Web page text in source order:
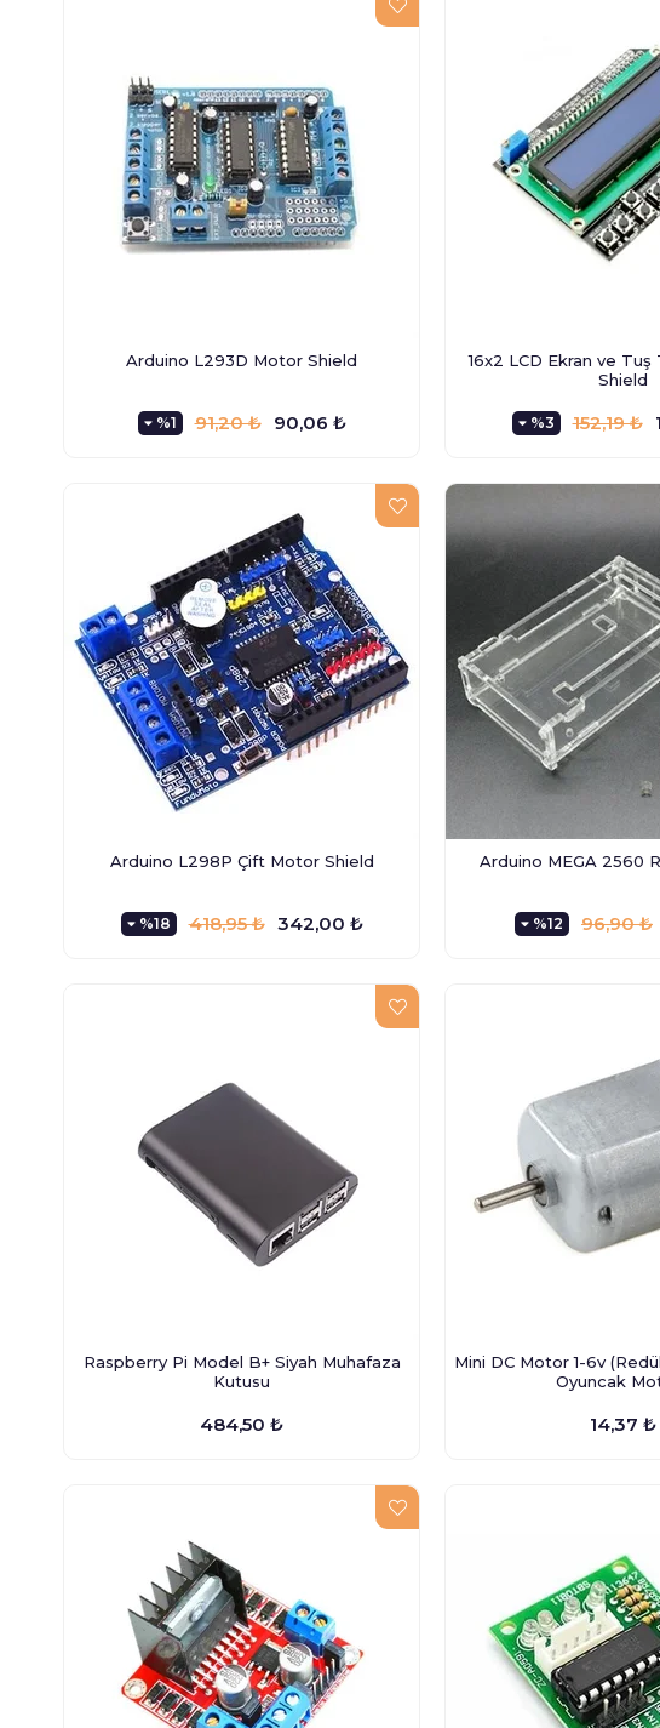
Arduino L293D Motor Shield
%1 90,06 ₺
91,20 ₺
16x2 LCD Ekran ve Tuş
Shield
%3 152,19 ₺
Arduino L298P Çift Motor Shield
%18 342,00 ₺
418,95 ₺
Arduino MEGA 2560
%12 96,90 ₺
Raspberry Pi Model B+ Siyah Muhafaza
Kutusu
484,50 ₺
Mini DC Motor 1-6v
Oyuncak
14,37 ₺